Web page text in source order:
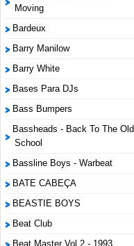
Moving
Bardeux
Barry Manilow
Barry White
Bases Para DJs
Bass Bumpers
Bassheads - Back To The Old
School
Bassline Boys - Warbeat
BATE CABEÇA
BEASTIE BOYS
Beat Club
Beat Master Vol 2 - 1993